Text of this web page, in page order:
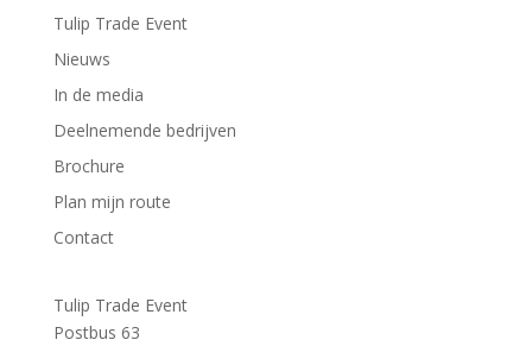
Tulip Trade Event
Nieuws
In de media
Deelnemende bedrijven
Brochure
Plan mijn route
Contact
Tulip Trade Event
Postbus 63